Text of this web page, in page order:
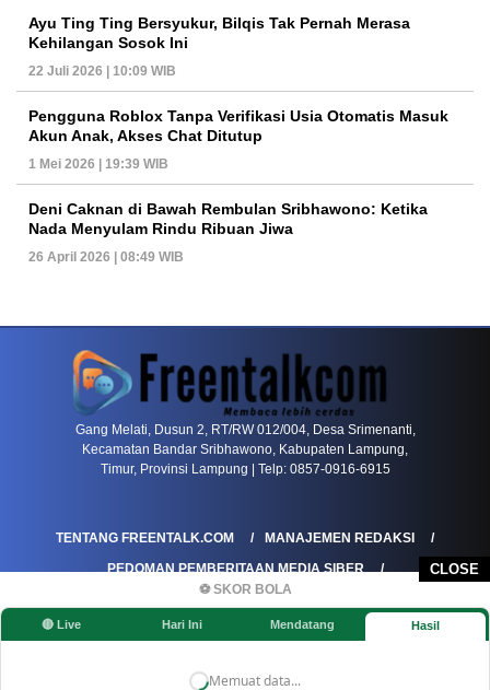
CLOSE
⚽ SKOR BOLA
🔴 Live Hari Ini Mendatang Hasil
Memuat data...
Ayu Ting Ting Bersyukur, Bilqis Tak Pernah Merasa
Kehilangan Sosok Ini
22 Juli 2026 | 10:09 WIB
Pengguna Roblox Tanpa Verifikasi Usia Otomatis Masuk
Akun Anak, Akses Chat Ditutup
1 Mei 2026 | 19:39 WIB
Deni Caknan di Bawah Rembulan Sribhawono: Ketika
Nada Menyulam Rindu Ribuan Jiwa
26 April 2026 | 08:49 WIB
PETIR800 LOGIN Baccarat Dan Evolusi Game Meja Digital
Gang Melati, Dusun 2, RT/RW 012/004, Desa Srimenanti,
Kecamatan Bandar Sribhawono, Kabupaten Lampung,
Timur, Provinsi Lampung | Telp: 0857-0916-6915
TENTANG FREENTALK.COM
MANAJEMEN REDAKSI
PEDOMAN PEMBERITAAN MEDIA SIBER
KOREKSI & KLARIFIKASI
KEBIJAKAN IKLAN / ADVERTORIAL